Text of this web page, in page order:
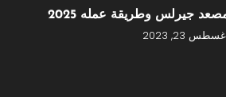
جيرلس وطريقة عمله 2025
23, 2023